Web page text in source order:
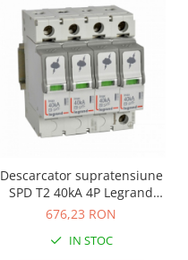
Descarcator supratensiune
SPD T2 40kA 4P Legrand
412233
676,23 RON
IN STOC